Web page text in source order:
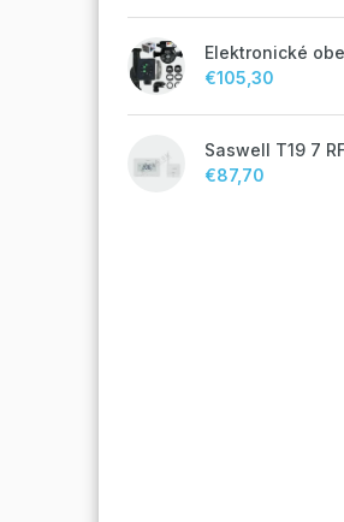
€105,30
Saswell T19 7
€87,70